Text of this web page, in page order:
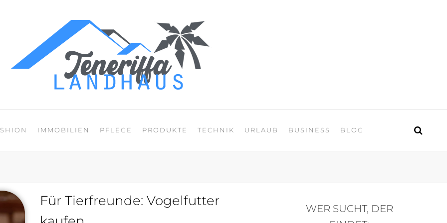
IMMOBILIEN PFLEGE PRODUKTE TECHNIK URLAUB BUSINESS BLOG
Für Tierfreunde: Vogelfutter
WER SUCHT, DER